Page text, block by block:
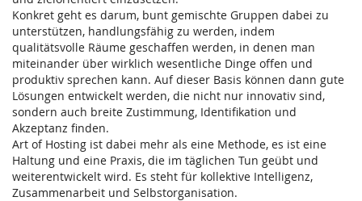
Konkret geht es darum, bunt gemischte Gruppen dabei zu
unterstützen, handlungsfähig zu werden, indem
qualitätsvolle Räume geschaffen werden, in denen man
miteinander über wirklich wesentliche Dinge offen und
produktiv sprechen kann. Auf dieser Basis können dann gute
Lösungen entwickelt werden, die nicht nur innovativ sind,
sondern auch breite Zustimmung, Identifikation und
Akzeptanz finden.
Art of Hosting ist dabei mehr als eine Methode, es ist eine
Haltung und eine Praxis, die im täglichen Tun geübt und
weiterentwickelt wird. Es steht für kollektive Intelligenz,
Zusammenarbeit und Selbstorganisation.